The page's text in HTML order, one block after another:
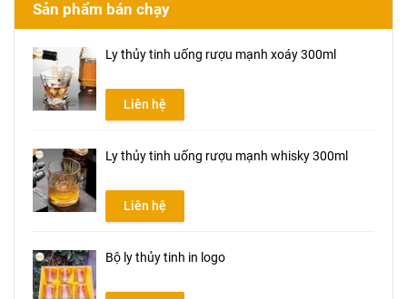
Sản phẩm bán chạy
Ly thủy tinh uống rượu mạnh xoáy 300ml
Liên hệ
Ly thủy tinh uống rượu mạnh whisky 300ml
Liên hệ
Bộ ly thủy tinh in logo